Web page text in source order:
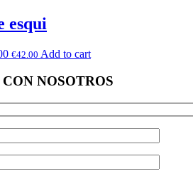
esqui
€42.00 Add to cart
NOSOTROS